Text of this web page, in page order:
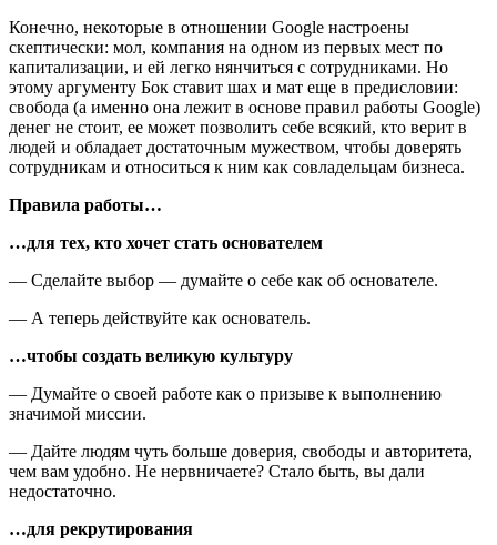
Конечно, некоторые в отношении Google настроены
скептически: мол, компания на одном из первых мест по
капитализации, и ей легко нянчиться с сотрудниками. Но
этому аргументу Бок ставит шах и мат еще в предисловии:
свобода (а именно она лежит в основе правил работы Google)
денег не стоит, ее может позволить себе всякий, кто верит в
людей и обладает достаточным мужеством, чтобы доверять
сотрудникам и относиться к ним как совладельцам бизнеса.
Правила работы…
…для тех, кто хочет стать основателем
— Сделайте выбор — думайте о себе как об основателе.
— А теперь действуйте как основатель.
…чтобы создать великую культуру
— Думайте о своей работе как о призыве к выполнению
значимой миссии.
— Дайте людям чуть больше доверия, свободы и авторитета,
чем вам удобно. Не нервничаете? Стало быть, вы дали
недостаточно.
…для рекрутирования